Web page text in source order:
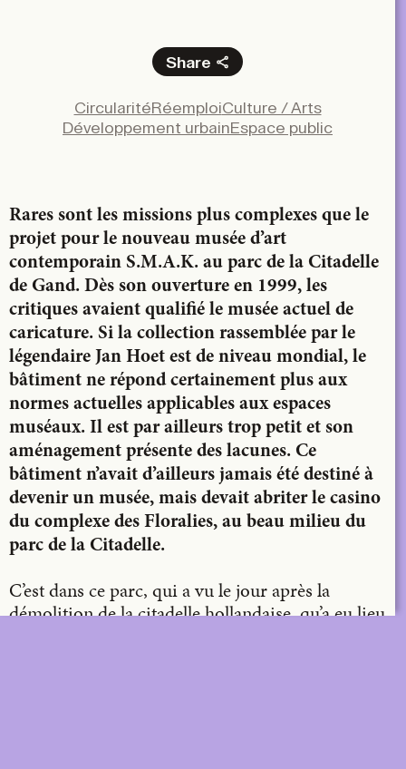
Share
X
CircularitéRéemploiCulture / Arts
Développement urbainEspace public
Rares sont les missions plus complexes que le
projet pour le nouveau musée d’art
contemporain S.M.A.K. au parc de la Citadelle
de Gand. Dès son ouverture en 1999, les
critiques avaient qualifié le musée actuel de
caricature. Si la collection rassemblée par le
légendaire Jan Hoet est de niveau mondial, le
bâtiment ne répond certainement plus aux
normes actuelles applicables aux espaces
muséaux. Il est par ailleurs trop petit et son
aménagement présente des lacunes. Ce
bâtiment n’avait d’ailleurs jamais été destiné à
devenir un musée, mais devait abriter le casino
du complexe des Floralies, au beau milieu du
parc de la Citadelle.
C’est dans ce parc, qui a vu le jour après la
démolition de la citadelle hollandaise, qu’a eu lieu